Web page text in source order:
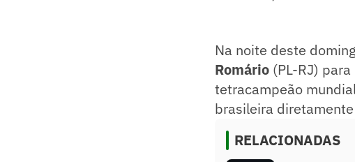
Na noite deste
Romário (PL-RJ)
tetracampeão
brasileira
RELACIONADAS